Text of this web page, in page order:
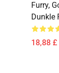
Furry,
Dunkle
18,88